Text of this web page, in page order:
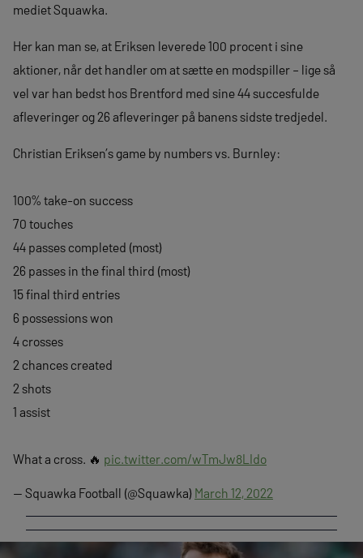
mediet Squawka.
Her kan man se, at Eriksen leverede 100 procent i sine
aktioner, når det handler om at sætte en modspiller – lige så
vel var han bedst hos Brentford med sine 44 succesfulde
afleveringer og 26 afleveringer på banens sidste tredjedel.
Christian Eriksen’s game by numbers vs. Burnley:
100% take-on success
70 touches
44 passes completed (most)
26 passes in the final third (most)
15 final third entries
6 possessions won
4 crosses
2 chances created
2 shots
1 assist
What a cross. 🔥 pic.twitter.com/wTmJw8LIdo
— Squawka Football (@Squawka) March 12, 2022